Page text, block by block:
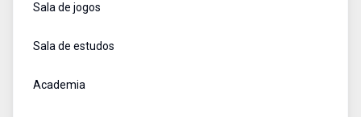
Sala de jogos
Sala de estudos
Academia